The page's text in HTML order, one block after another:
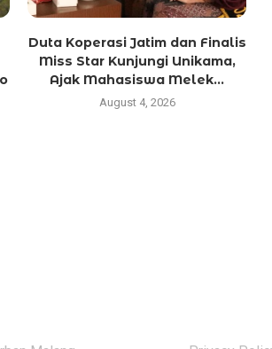
Duta Koperasi Jatim dan Finalis
Miss Star Kunjungi Unikama,
Ajak Mahasiswa Melek...
August 4, 2026